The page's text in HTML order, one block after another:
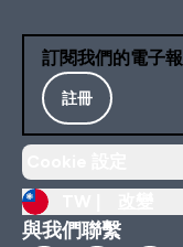
訂閱我們的電子報
註冊
與我們聯繫